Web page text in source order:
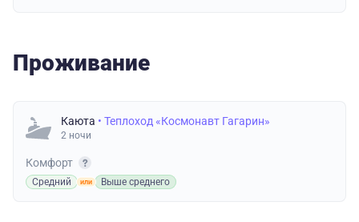
Проживание
Каюта • Теплоход «Космонавт Гагарин»
2 ночи
Комфорт
Средний Выше среднего